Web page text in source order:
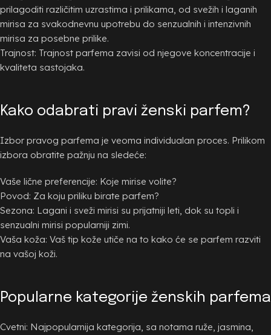
prilagoditi različitim uzrastima i prilikama, od svežih i laganih
mirisa za svakodnevnu upotrebu do senzualnih i intenzivnih
mirisa za posebne prilike.
Trajnost: Trajnost parfema zavisi od njegove koncentracije i
kvaliteta sastojaka.
Kako odabrati pravi ženski parfem?
Izbor pravog parfema je veoma individualan proces. Prilikom
izbora obratite pažnju na sledeće:
Vaše lične preferencije: Koje mirise volite?
Povod: Za koju priliku birate parfem?
Sezona: Lagani i sveži mirisi su prijatniji leti, dok su topli i
senzualni mirisi popularniji zimi.
Vaša koža: Vaš tip kože utiče na to kako će se parfem razviti
na vašoj koži.
Popularne kategorije ženskih parfema
Cvetni: Najpopularnija kategorija, sa notama ruže, jasmina,